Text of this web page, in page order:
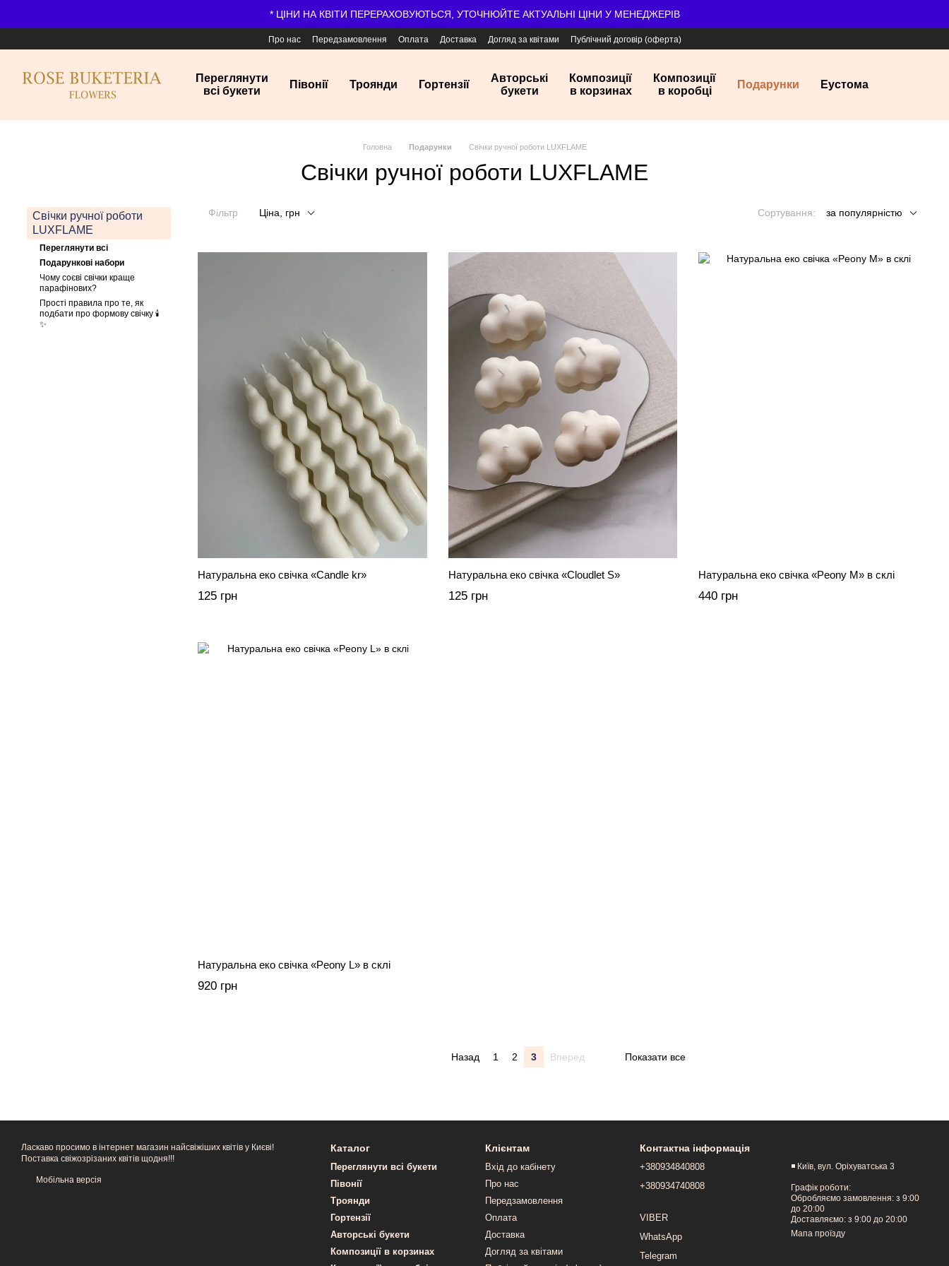
* ЦІНИ НА КВІТИ ПЕРЕРАХОВУЮТЬСЯ, УТОЧНЮЙТЕ АКТУАЛЬНІ ЦІНИ У МЕНЕДЖЕРІВ
Про нас Передзамовлення Оплата Доставка Догляд за квітами Публічний договір (оферта)
Переглянути
всі букети
Півонії Троянди Гортензії
Авторські
букети
Композиції
в корзинах
Композиції
в коробці
Подарунки Еустома
Головна Подарунки Свічки ручної роботи LUXFLAME
Свічки ручної роботи LUXFLAME
Фільтр Ціна, грн Сортування: за популярністю
Натуральна еко свічка «Candle kr»
125 грн
Натуральна еко свічка «Cloudlet S»
125 грн
Натуральна еко свічка «Peony M» в склі
440 грн
Натуральна еко свічка «Peony L» в склі
920 грн
Назад 1 2 3 Вперед Показати все
Свічки ручної роботи
LUXFLAME
Переглянути всі
Подарункові набори
Чому соєві свічки краще
парафінових?
Прості правила про те, як
подбати про формову свічку 🕯️
✨
Ласкаво просимо в інтернет магазин найсвіжіших квітів у Києві!
Поставка свіжозрізаних квітів щодня!!!
Мобільна версія
Каталог
Переглянути всі букети
Півонії
Троянди
Гортензії
Авторські букети
Композиції в корзинах
Клієнтам
Вхід до кабінету
Про нас
Передзамовлення
Оплата
Доставка
Догляд за квітами
Контактна інформація
+380934840808
+380934740808
VIBER
WhatsApp
Telegram
◾️ Київ, вул. Оріхуватська 3
Графік роботи:
Обробляємо замовлення: з 9:00
до 20:00
Доставляємо: з 9:00 до 20:00
Мапа проїзду